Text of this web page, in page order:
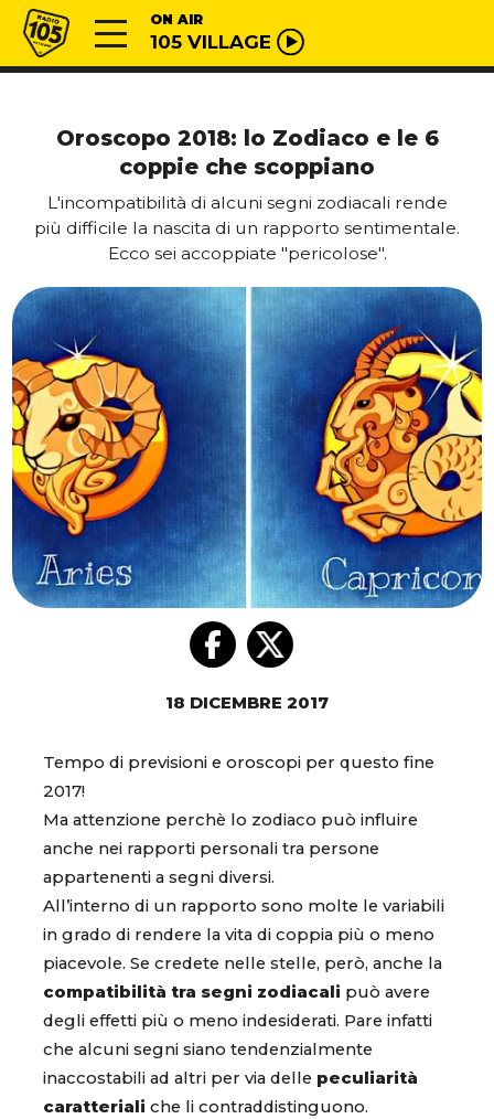
Vai al contenuto
Radio 105 ON AIR
105 VILLAGE
Oroscopo 2018: lo Zodiaco e le 6
coppie che scoppiano
L'incompatibilità di alcuni segni zodiacali rende
più difficile la nascita di un rapporto sentimentale.
Ecco sei accoppiate "pericolose".
18 DICEMBRE 2017
Tempo di previsioni e oroscopi per questo fine
2017!
Ma attenzione perchè lo zodiaco può influire
anche nei rapporti personali tra persone
appartenenti a segni diversi.
All’interno di un rapporto sono molte le variabili
in grado di rendere la vita di coppia più o meno
piacevole. Se credete nelle stelle, però, anche la
compatibilità tra segni zodiacali può avere
degli effetti più o meno indesiderati. Pare infatti
che alcuni segni siano tendenzialmente
inaccostabili ad altri per via delle peculiarità
caratteriali che li contraddistinguono.